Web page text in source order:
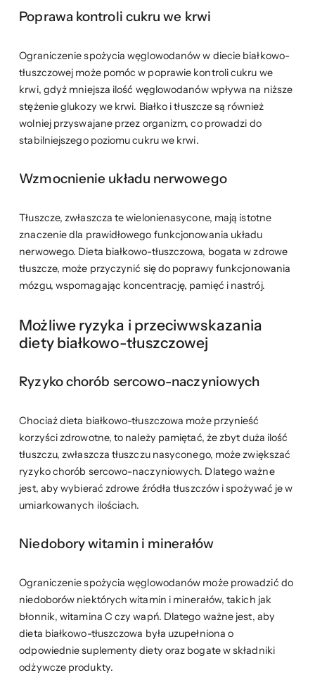
Poprawa kontroli cukru we krwi
Ograniczenie spożycia węglowodanów w diecie białkowo-
tłuszczowej może pomóc w poprawie kontroli cukru we
krwi, gdyż mniejsza ilość węglowodanów wpływa na niższe
stężenie glukozy we krwi. Białko i tłuszcze są również
wolniej przyswajane przez organizm, co prowadzi do
stabilniejszego poziomu cukru we krwi.
Wzmocnienie układu nerwowego
Tłuszcze, zwłaszcza te wielonienasycone, mają istotne
znaczenie dla prawidłowego funkcjonowania układu
nerwowego. Dieta białkowo-tłuszczowa, bogata w zdrowe
tłuszcze, może przyczynić się do poprawy funkcjonowania
mózgu, wspomagając koncentrację, pamięć i nastrój.
Możliwe ryzyka i przeciwwskazania
diety białkowo-tłuszczowej
Ryzyko chorób sercowo-naczyniowych
Chociaż dieta białkowo-tłuszczowa może przynieść
korzyści zdrowotne, to należy pamiętać, że zbyt duża ilość
tłuszczu, zwłaszcza tłuszczu nasyconego, może zwiększać
ryzyko chorób sercowo-naczyniowych. Dlatego ważne
jest, aby wybierać zdrowe źródła tłuszczów i spożywać je w
umiarkowanych ilościach.
Niedobory witamin i minerałów
Ograniczenie spożycia węglowodanów może prowadzić do
niedoborów niektórych witamin i minerałów, takich jak
błonnik, witamina C czy wapń. Dlatego ważne jest, aby
dieta białkowo-tłuszczowa była uzupełniona o
odpowiednie suplementy diety oraz bogate w składniki
odżywcze produkty.